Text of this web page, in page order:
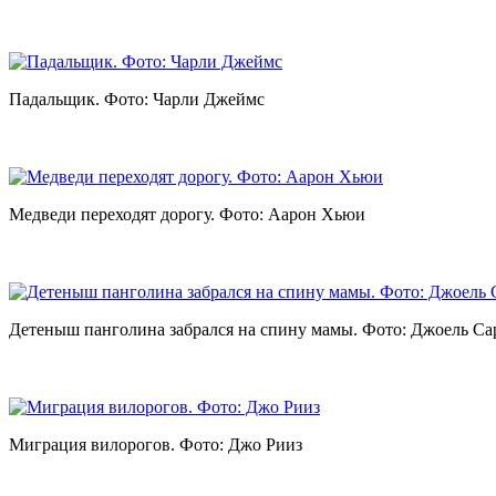
Падальщик. Фото: Чарли Джеймс
Медведи переходят дорогу. Фото: Аарон Хьюи
Детеныш панголина забрался на спину мамы. Фото: Джоель
Миграция вилорогов. Фото: Джо Рииз